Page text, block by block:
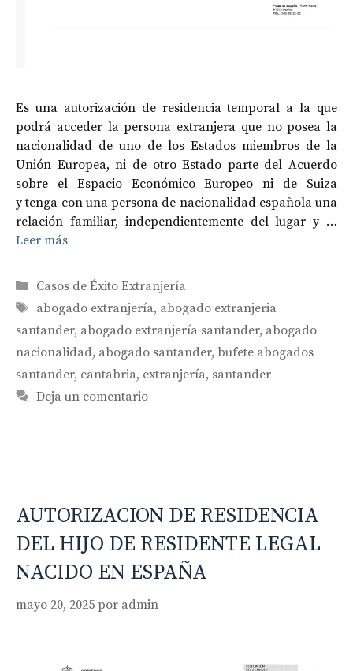
Es una autorización de residencia temporal a la que
podrá acceder la persona extranjera que no posea la
nacionalidad de uno de los Estados miembros de la
Unión Europea, ni de otro Estado parte del Acuerdo
sobre el Espacio Económico Europeo ni de Suiza
y tenga con una persona de nacionalidad española una
relación familiar, independientemente del lugar y …
Leer más
Categorías
Casos de Éxito Extranjería
Etiquetas
abogado extranjería, abogado extranjeria
santander, abogado extranjería santander, abogado
nacionalidad, abogado santander, bufete abogados
santander, cantabria, extranjería, santander
Deja un comentario
AUTORIZACION DE RESIDENCIA
DEL HIJO DE RESIDENTE LEGAL
NACIDO EN ESPAÑA
mayo 20, 2025 por admin